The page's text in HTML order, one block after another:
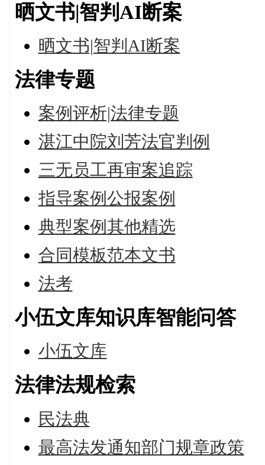
晒文书|智判AI断案
晒文书|智判AI断案
法律专题
案例评析|法律专题
湛江中院刘芳法官判例
三无员工再审案追踪
指导案例公报案例
典型案例其他精选
合同模板范本文书
法考
小伍文库知识库智能问答
小伍文库
法律法规检索
民法典
最高法发通知部门规章政策